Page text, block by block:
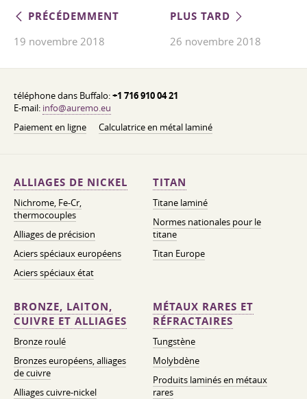
PRÉCÉDEMMENT
19 novembre 2018
PLUS TARD
26 novembre 2018
téléphone dans Buffalo:+1 716 910 04 21
E-mail: info@auremo.eu
Paiement en ligne
Calculatrice en métal laminé
ALLIAGES DE NICKEL
Nichrome, Fe-Cr,
thermocouples
Alliages de précision
Aciers spéciaux européens
Aciers spéciaux état
TITAN
Titane laminé
Normes nationales pour le
titane
Titan Europe
BRONZE, LAITON,
CUIVRE ET ALLIAGES
Bronze roulé
Bronzes européens, alliages
de cuivre
Alliages cuivre-nickel
MÉTAUX RARES ET
RÉFRACTAIRES
Tungstène
Molybdène
Produits laminés en métaux
rares